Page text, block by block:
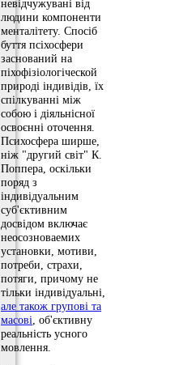
невідчужувані від
людини компоненти
менталітету. Спосіб
буття псіхосфери
заснований на
піхофізіологіческой
природі індивідів, їх
спілкуванні між
собою і діяльнісної
освоєнні оточення.
Психосфера ширше,
ніж "другий світ" К.
Поппера, оскільки
поряд з
індивідуальним
суб'єктивним
досвідом включає
неосозноваемих
установки, мотиви,
потреби, страхи,
потяги, причому не
тільки індивідуальні,
але також групові та
масові , об'єктивну
реальність усного
мовлення.